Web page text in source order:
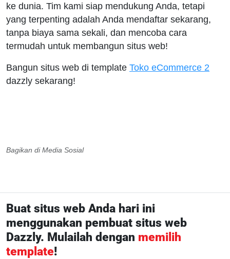
ke dunia. Tim kami siap mendukung Anda, tetapi
yang terpenting adalah Anda mendaftar sekarang,
tanpa biaya sama sekali, dan mencoba cara
termudah untuk membangun situs web!
Bangun situs web di template Toko eCommerce 2
dazzly sekarang!
Bagikan di Media Sosial
Buat situs web Anda hari ini
menggunakan pembuat situs web
Dazzly. Mulailah dengan memilih
template!